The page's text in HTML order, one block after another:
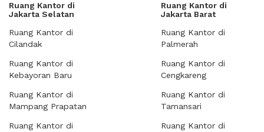
Ruang Kantor di
Jakarta Selatan
Ruang Kantor di
Cilandak
Ruang Kantor di
Kebayoran Baru
Ruang Kantor di
Mampang Prapatan
Ruang Kantor di
Ruang Kantor di
Jakarta Barat
Ruang Kantor di
Palmerah
Ruang Kantor di
Cengkareng
Ruang Kantor di
Tamansari
Ruang Kantor di